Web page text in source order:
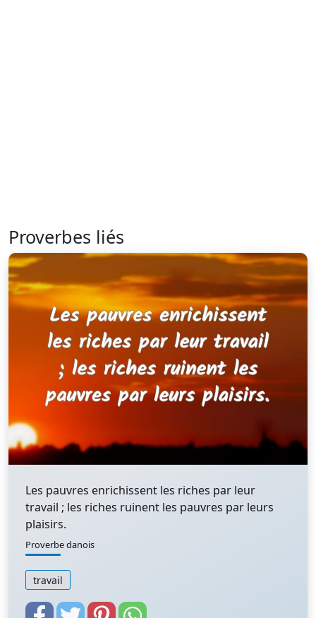
Proverbes liés
Les pauvres enrichissent les riches par leur
travail ; les riches ruinent les pauvres par leurs
plaisirs.
Proverbe danois
travail